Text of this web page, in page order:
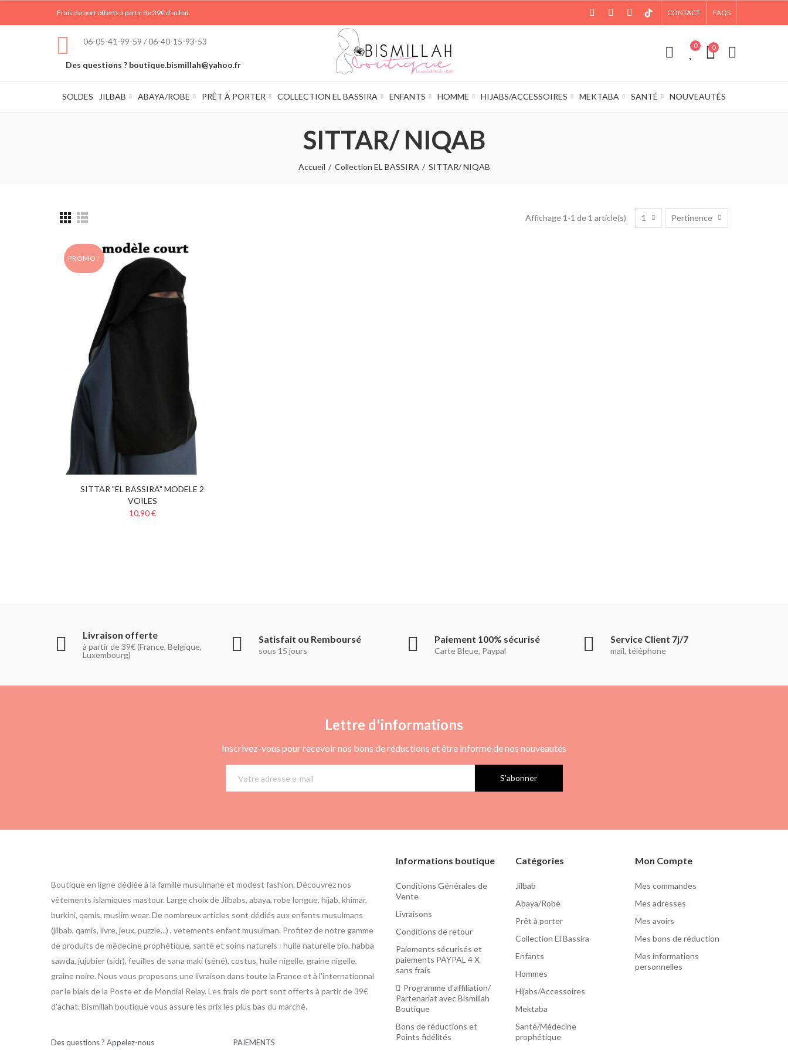
Frais de port offerts à partir de 39€ d'achat. CONTACT FAQS
06-05-41-99-59 / 06-40-15-93-53
Des questions ? boutique.bismillah@yahoo.fr
0 0
SOLDES JILBAB ABAYA/ROBE PRÊT À PORTER COLLECTION EL BASSIRA ENFANTS HOMME HIJABS/ACCESSOIRES MEKTABA SANTÉ NOUVEAUTÉS
SITTAR/ NIQAB
Accueil Collection EL BASSIRA SITTAR/ NIQAB
Affichage 1-1 de 1 article(s) 1 Pertinence
PROMO !
SITTAR "EL BASSIRA" MODELE 2
VOILES
10,90 €
Livraison offerte
à partir de 39€ (France, Belgique,
Luxembourg)
Satisfait ou Remboursé
sous 15 jours
Paiement 100% sécurisé
Carte Bleue, Paypal
Service Client 7j/7
mail, téléphone
Lettre d'informations
Inscrivez-vous pour recevoir nos bons de réductions et être informé de nos nouveautés
S’abonner
Boutique en ligne dédiée à la famille musulmane et modest fashion. Découvrez nos
vêtements islamiques mastour. Large choix de Jilbabs, abaya, robe longue, hijab, khimar,
burkini, qamis, muslim wear. De nombreux articles sont dédiés aux enfants musulmans
(jilbab, qamis, livre, jeux, puzzle...) , vetements enfant musulman. Profitez de notre gamme
de produits de médecine prophétique, santé et soins naturels : huile naturelle bio, habba
sawda, jujubier (sidr), feuilles de sana maki (séné), costus, huile nigelle, graine nigelle,
graine noire. Nous vous proposons une livraison dans toute la France et à l'internationnal
par le biais de la Poste et de Mondial Relay. Les frais de port sont offerts à partir de 39€
d'achat. Bismillah boutique vous assure les prix les plus bas du marché.
Des questions ? Appelez-nous PAIEMENTS
Informations boutique
Conditions Générales de
Vente
Livraisons
Conditions de retour
Paiements sécurisés et
paiements PAYPAL 4 X
sans frais
Programme d'affiliation/
Partenariat avec Bismillah
Boutique
Bons de réductions et
Points fidélités
Catégories
Jilbab
Abaya/Robe
Prêt à porter
Collection El Bassira
Enfants
Hommes
Hijabs/Accessoires
Mektaba
Santé/Médecine
prophétique
Mon Compte
Mes commandes
Mes adresses
Mes avoirs
Mes bons de réduction
Mes informations
personnelles